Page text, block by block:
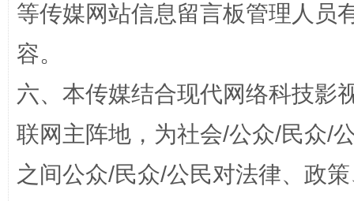
扯下公款旅游的“隐身衣” 如何以
等传媒网站信息留言板管理人员
容。
六、本传媒结合现代网络科技影
联网主阵地，为社会/公众/民众/
之间公众/民众/公民对法律、政